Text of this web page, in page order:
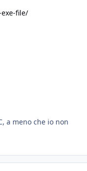
file/
a meno che io non